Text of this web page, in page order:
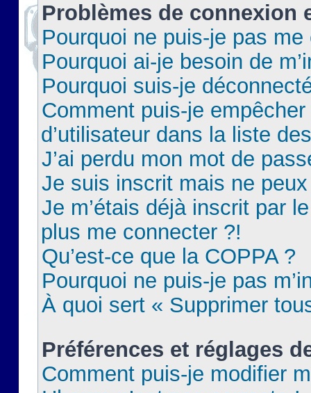
Problèmes de connexion
Pourquoi ne puis-je pas
Pourquoi ai-je besoin de
Pourquoi suis-je
Comment puis-je
d’utilisateur dans la liste
J’ai perdu mon mot de
Je suis inscrit mais ne
Je m’étais déjà inscrit par
plus me connecter ?!
Qu’est-ce que la COPPA ?
Pourquoi ne puis-je pas
À quoi sert « Supprimer
Préférences et réglages
Comment puis-je modifier